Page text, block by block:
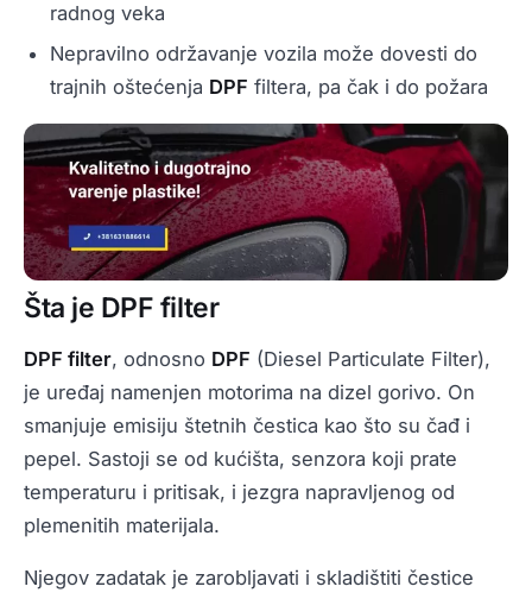
radnog veka
Nepravilno održavanje vozila može dovesti do
trajnih oštećenja DPF filtera, pa čak i do požara
Šta je DPF filter
DPF filter, odnosno DPF (Diesel Particulate Filter),
je uređaj namenjen motorima na dizel gorivo. On
smanjuje emisiju štetnih čestica kao što su čađ i
pepel. Sastoji se od kućišta, senzora koji prate
temperaturu i pritisak, i jezgra napravljenog od
plemenitih materijala.
Njegov zadatak je zarobljavati i skladištiti čestice